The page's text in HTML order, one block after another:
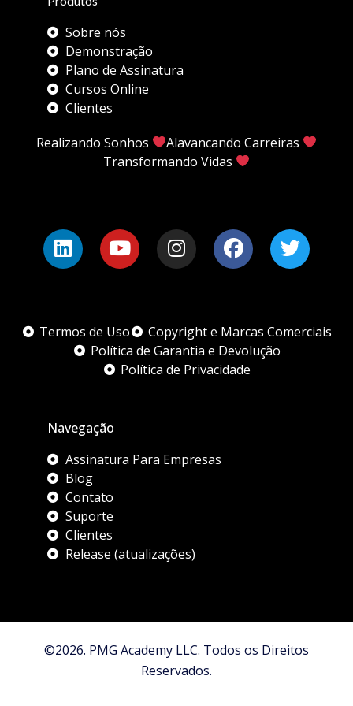
Sobre nós
Demonstração
Plano de Assinatura
Cursos Online
Clientes
Realizando Sonhos
Alavancando Carreiras
Transformando Vidas
Termos de Uso
Copyright e Marcas Comerciais
Política de Garantia e Devolução
Política de Privacidade
Navegação
Assinatura Para Empresas
Blog
Contato
Suporte
Clientes
Release (atualizações)
©2026. PMG Academy LLC. Todos os Direitos
Reservados.